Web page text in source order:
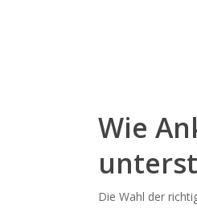
Wie
Die Wahl der